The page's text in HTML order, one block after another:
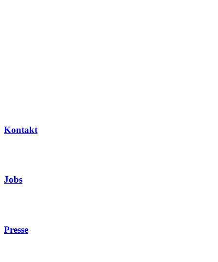
Kontakt
Jobs
Presse